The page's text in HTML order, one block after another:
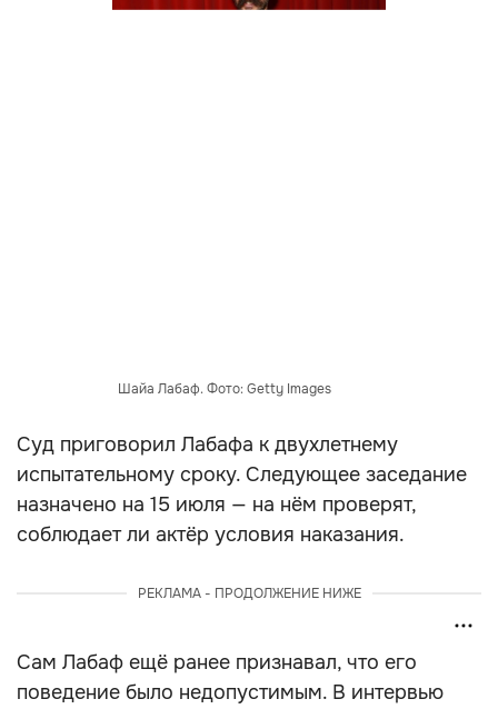
Шайа Лабаф. Фото: Getty Images
Суд приговорил Лабафа к двухлетнему
испытательному сроку. Следующее заседание
назначено на 15 июля — на нём проверят,
соблюдает ли актёр условия наказания.
РЕКЛАМА - ПРОДОЛЖЕНИЕ НИЖЕ
Сам Лабаф ещё ранее признавал, что его
поведение было недопустимым. В интервью